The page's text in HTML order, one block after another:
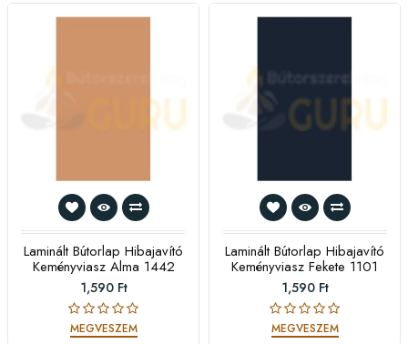
Laminált Bútorlap Hibajavító
Keményviasz Alma 1442
1,590 Ft
MEGVESZEM
Laminált Bútorlap Hibajavító
Keményviasz Fekete 1101
1,590 Ft
MEGVESZEM